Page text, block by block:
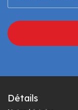
Détails